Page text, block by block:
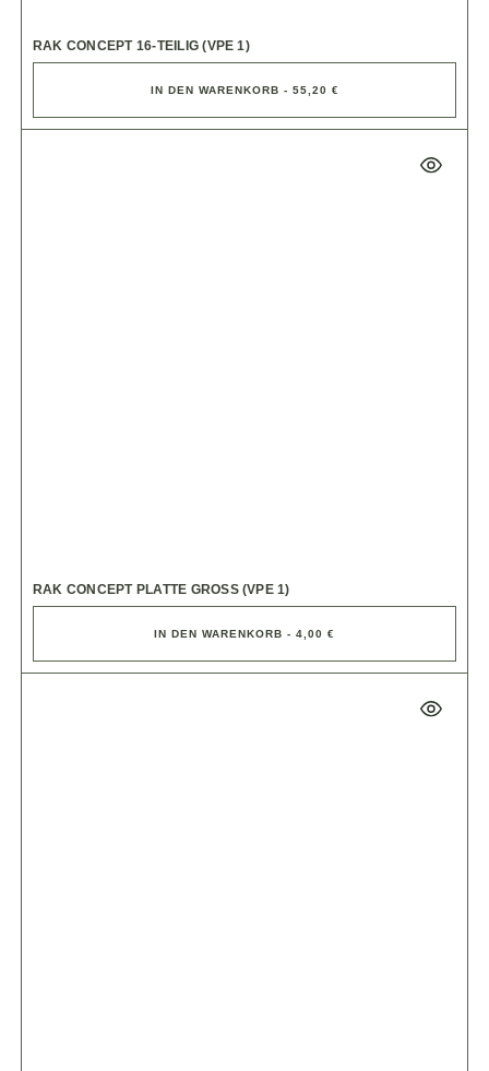
RAK CONCEPT 16-TEILIG (VPE 1)
IN DEN WARENKORB - 55,20 €
RAK CONCEPT PLATTE GROSS (VPE 1)
IN DEN WARENKORB - 4,00 €